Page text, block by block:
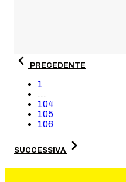
PRECEDENTE
1
...
104
105
106
SUCCESSIVA